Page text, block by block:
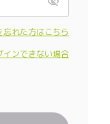
忘れた方はこちら
インできない場合